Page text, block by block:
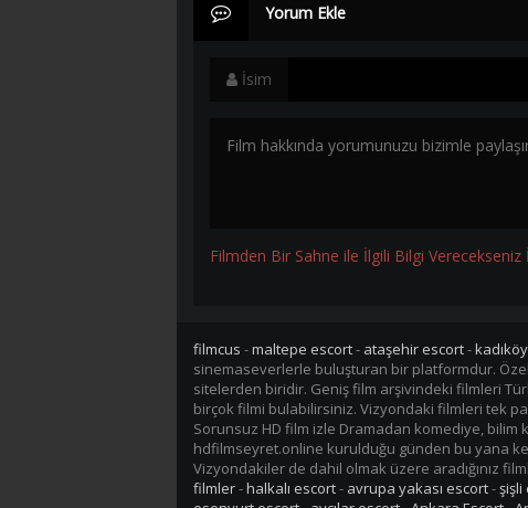
Yorum Ekle
İsim
Filmden Bir Sahne ile İlgili Bilgi Verecekseniz
filmcus -maltepe escort- ataşehir escort-
sinemaseverlerle buluşturan bir platformdur.
sitelerden biridir. Geniş film arşivindeki filmleri
birçok filmi bulabilirsiniz. Vizyondaki filmleri tek
Sorunsuz HD film izle Dramadan komediye,
hdfilmseyret.online kurulduğu günden bu yana
Vizyondakiler de dahil olmak üzere aradığınız
filmler-halkalı escort- avrupa yakası escort-şişli